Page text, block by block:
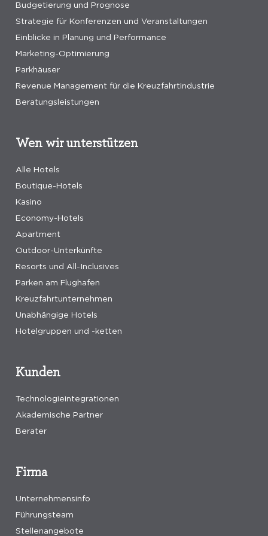
Budgetierung und Prognose
Strategie für Konferenzen und Veranstaltungen
Einblicke in Planung und Performance
Marketing-Optimierung
Parkhäuser
Revenue Management für die Kreuzfahrtindustrie
Beratungsleistungen
Wen wir unterstützen
Alle Hotels
Boutique-Hotels
Kasino
Economy-Hotels
Apartment
Outdoor-Unterkünfte
Resorts und All-Inclusives
Parken am Flughafen
Kreuzfahrtunternehmen
Unabhängige Hotels
Hotelgruppen und -ketten
Firma
Unternehmensinfo
Führungsteam
Stellenangebote
Kunden
Technologieintegrationen
Akademische Partner
Berater